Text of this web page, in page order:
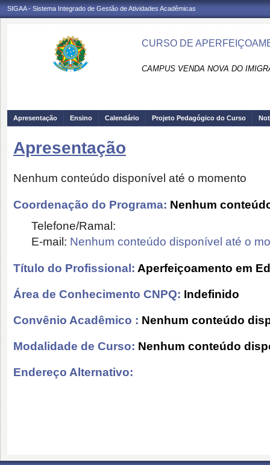
SIGAA - Sistema Integrado de Gestão de Atividades Acadêmicas
CURSO DE
CAMPUS VENDA NOVA DO
Apresentação Ensino Calendário Projeto Pedagógico do Curso
Apresentação
Nenhum conteúdo disponível até o momento
Coordenação do Programa: Nenhum
Telefone/Ramal:
E-mail: Nenhum conteúdo disponível até o
Título do Profissional: Aperfeiçoamento em
Área de Conhecimento CNPQ: Indefinido
Convênio Acadêmico : Nenhum conteúdo
Modalidade de Curso: Nenhum conteúdo
Endereço Alternativo: